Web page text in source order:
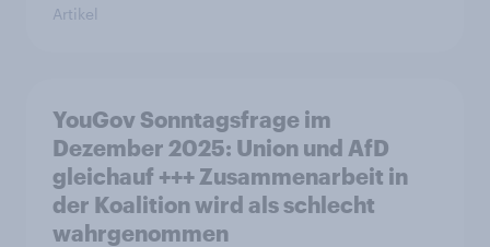
Artikel
YouGov Sonntagsfrage im
Dezember 2025: Union und AfD
gleichauf +++ Zusammenarbeit in
der Koalition wird als schlecht
wahrgenommen